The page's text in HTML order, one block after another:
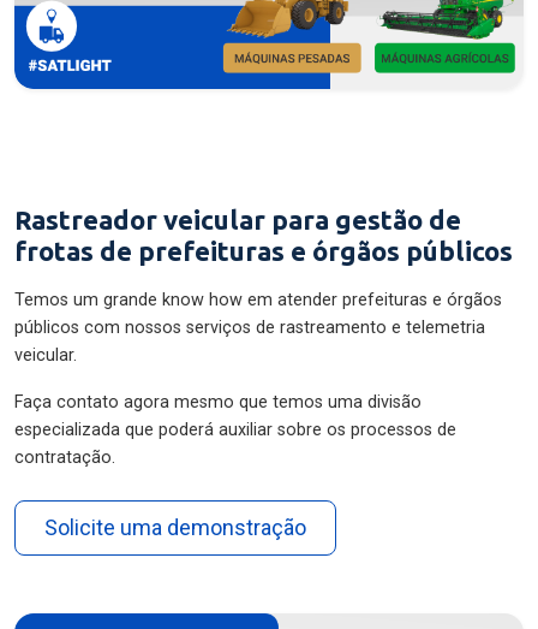
Rastreador veicular para gestão de
frotas de prefeituras e órgãos públicos
Temos um grande know how em atender prefeituras e órgãos
públicos com nossos serviços de rastreamento e telemetria
veicular.
Faça contato agora mesmo que temos uma divisão
especializada que poderá auxiliar sobre os processos de
contratação.
Solicite uma demonstração